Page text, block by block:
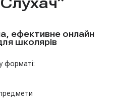
ефективне онлайн
школярів
форматі: